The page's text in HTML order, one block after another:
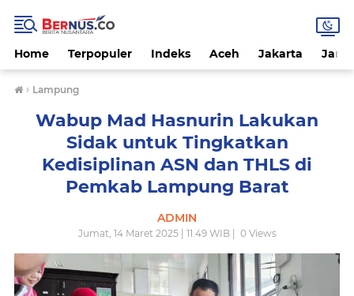
Home Terpopuler Indeks Aceh Jakarta
› Lampung
Wabup Mad Hasnurin Lakukan
Sidak untuk Tingkatkan
Kedisiplinan ASN dan THLS di
Pemkab Lampung Barat
ADMIN
Jumat, 14 Maret 2025 | 11.49 WIB | 0Views